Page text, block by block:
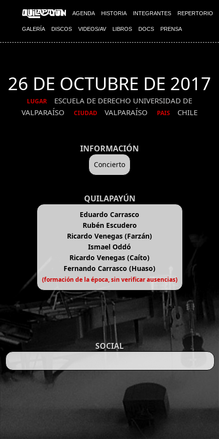
AGENDA HISTORIA INTEGRANTES REPERTORIO
GALERÍA DISCOS VIDEOS/AV LIBROS DOCS PRENSA
26 DE OCTUBRE DE 2017
LUGAR
ESCUELA DE DERECHO UNIVERSIDAD DE
VALPARAÍSO
CIUDAD VALPARAÍSO PAIS CHILE
INFORMACIÓN
Concierto
QUILAPAYÚN
Eduardo Carrasco
Rubén Escudero
Ricardo Venegas (Farzán)
Ismael Oddó
Ricardo Venegas (Caíto)
Fernando Carrasco (Huaso)
(formación de la época, sin verificar ausencias)
SOCIAL